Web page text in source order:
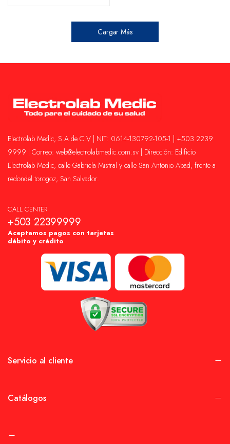
Cargar Más
Electrolab Medic, S.A de C.V | NIT: 0614-130792-105-1 | +503 2239
9999 | Correo: web@electrolabmedic.com.sv | Dirección: Edificio
Electrolab Medic, calle Gabriela Mistral y calle San Antonio Abad, frente a
redondel torogoz, San Salvador.
CALL CENTER
+503 22399999
Aceptamos pagos con tarjetas
débito y crédito
Servicio al cliente
Catálogos